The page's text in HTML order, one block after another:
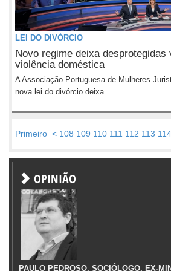
LEI DO DIVÓRCIO
Novo regime deixa desprotegidas
violência doméstica
A Associação Portuguesa de Mulheres
nova lei do divórcio deixa...
Primeiro < 108 109 110 111 112 113 114
OPINIÃO
PAULO PEDROSO, SOCIÓLOGO, EX-